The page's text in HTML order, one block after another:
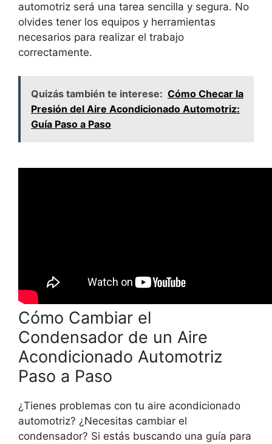
automotriz será una tarea sencilla y segura. No
olvides tener los equipos y herramientas
necesarios para realizar el trabajo
correctamente.
Quizás también te interese: Cómo Checar la
Presión del Aire Acondicionado Automotriz:
Guía Paso a Paso
Cómo Cambiar el
Condensador de un Aire
Acondicionado Automotriz
Paso a Paso
¿Tienes problemas con tu aire acondicionado
automotriz? ¿Necesitas cambiar el
condensador? Si estás buscando una guía para